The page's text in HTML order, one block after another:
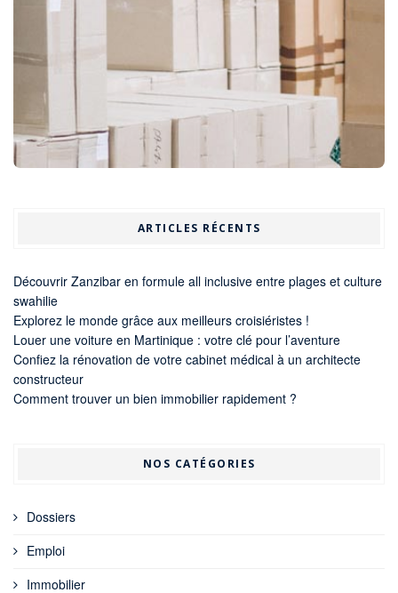
ARTICLES RÉCENTS
Découvrir Zanzibar en formule all inclusive entre plages et culture
swahilie
Explorez le monde grâce aux meilleurs croisiéristes !
Louer une voiture en Martinique : votre clé pour l’aventure
Confiez la rénovation de votre cabinet médical à un architecte
constructeur
Comment trouver un bien immobilier rapidement ?
NOS CATÉGORIES
Dossiers
Emploi
Immobilier